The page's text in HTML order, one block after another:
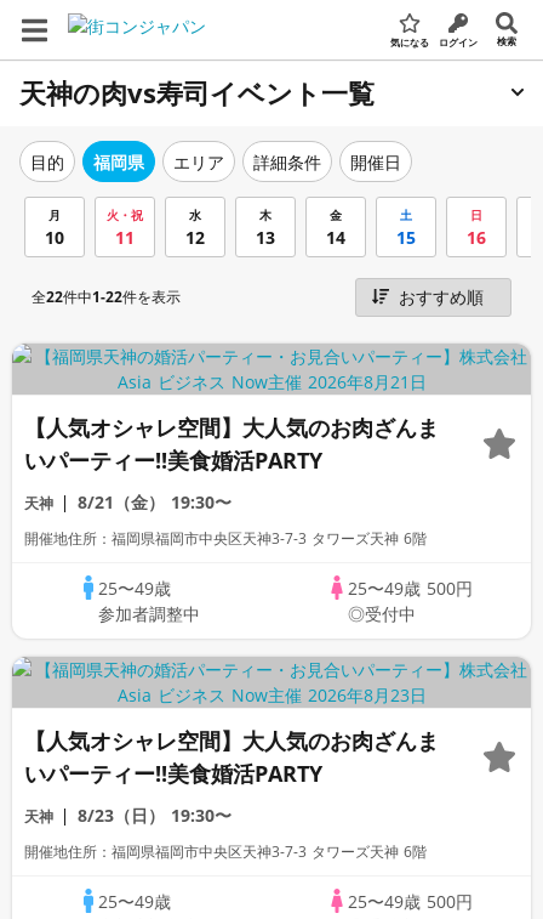
気になる ログイン 検索
天神の肉vs寿司イベント一覧
目的 福岡県 エリア 詳細条件 開催日
月
10
火・祝
11
水
12
木
13
金
14
土
15
日
16
全22件中1-22件を表示
【人気オシャレ空間】大人気のお肉ざんま
いパーティー!!美食婚活PARTY
天神 8/21（金） 19:30〜
開催地住所：福岡県福岡市中央区天神3-7-3 タワーズ天神 6階
25〜49歳
参加者調整中
25〜49歳 500円
◎受付中
【人気オシャレ空間】大人気のお肉ざんま
いパーティー!!美食婚活PARTY
天神 8/23（日） 19:30〜
開催地住所：福岡県福岡市中央区天神3-7-3 タワーズ天神 6階
25〜49歳
25〜49歳 500円